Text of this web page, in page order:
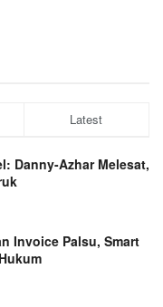
Latest
Danny-Azhar Melesat,
Invoice Palsu, Smart